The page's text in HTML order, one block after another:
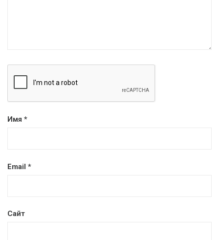
Имя *
Email *
Сайт